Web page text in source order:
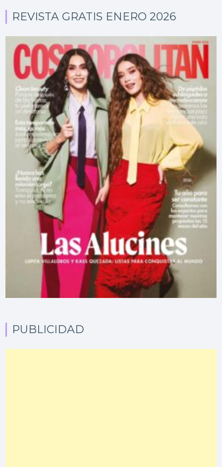
REVISTA GRATIS ENERO 2026
PUBLICIDAD